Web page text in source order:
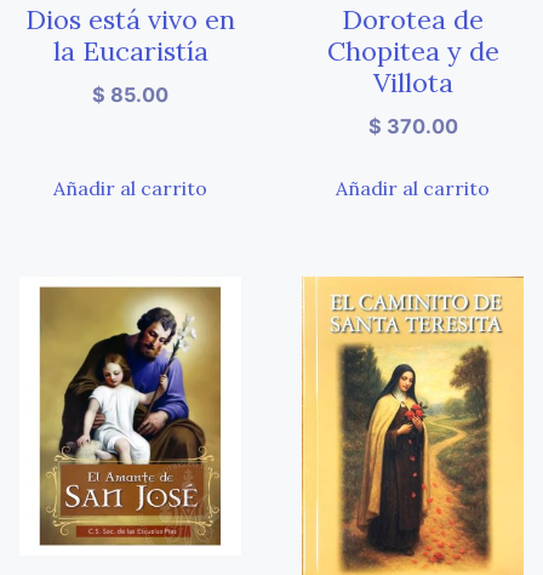
Dios está vivo en
la Eucaristía
$ 85.00
Añadir al carrito
Dorotea de
Chopitea y de
Villota
$ 370.00
Añadir al carrito